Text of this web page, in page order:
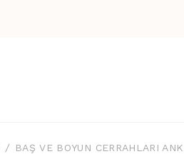
BAŞ VE BOYUN CERRAHLARI